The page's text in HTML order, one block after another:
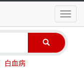
导
航
白血病